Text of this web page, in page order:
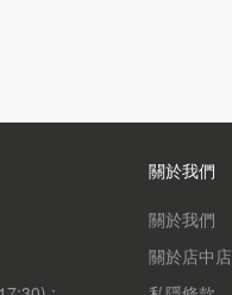
關於我們
關於我們
關於店中店